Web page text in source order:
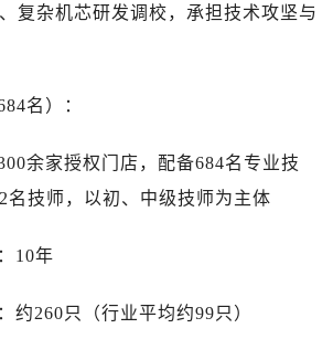
复杂机芯研发调校，承担技术攻坚与
名）：
余家授权门店，配备684名专业技
名技师，以初、中级技师为主体
10年
约260只（行业平均约99只）